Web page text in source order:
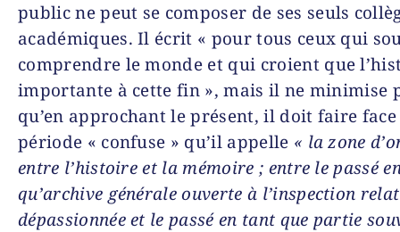
public ne peut se composer de ses seuls
académiques. Il écrit « pour tous ceux qui
comprendre le monde et qui croient que
importante à cette fin », mais il ne minimise
qu’en approchant le présent, il doit faire face
période « confuse » qu’il appelle « la zone
entre l’histoire et la mémoire ; entre le passé
qu’archive générale ouverte à l’inspection
dépassionnée et le passé en tant que partie